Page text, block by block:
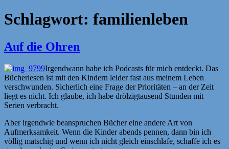
Schlagwort: familienleben
Auf die Ohren
Irgendwann habe ich Podcasts für mich entdeckt. Das
Bücherlesen ist mit den Kindern leider fast aus meinem Leben
verschwunden. Sicherlich eine Frage der Prioritäten – an der Zeit
liegt es nicht. Ich glaube, ich habe drölzigtausend Stunden mit
Serien verbracht.
Aber irgendwie beanspruchen Bücher eine andere Art von
Aufmerksamkeit. Wenn die Kinder abends pennen, dann bin ich
völlig matschig und wenn ich nicht gleich einschlafe, schaffe ich es